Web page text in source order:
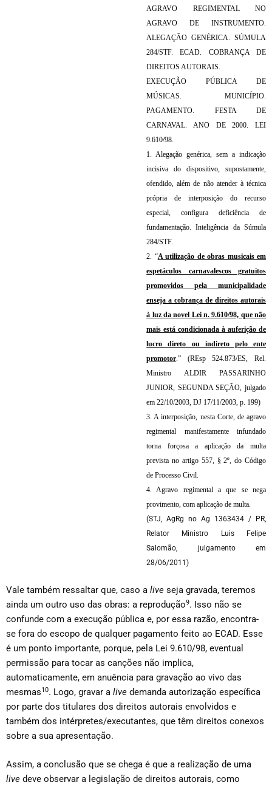
AGRAVO REGIMENTAL NO
AGRAVO DE INSTRUMENTO.
ALEGAÇÃO GENÉRICA. SÚMULA
284/STF. ECAD. COBRANÇA DE
DIREITOS AUTORAIS.
EXECUÇÃO PÚBLICA DE
MÚSICAS. MUNICÍPIO.
PAGAMENTO. FESTADE
CARNAVAL. ANO DE 2000. LEI
9.610/98.
1. Alegação genérica, sem a indicação
incisiva do dispositivo, supostamente,
ofendido, além de não atender à técnica
própria de interposição do recurso
especial, configura deficiência de
fundamentação. Inteligência da Súmula
284/STF.
2. “A utilização de obras musicais em
espetáculos carnavalescos gratuitos
promovidos pela municipalidade
enseja a cobrança de direitos autorais
à luz da novel Lei n. 9.610/98, que não
mais está condicionada à auferição de
lucro direto ou indireto pelo ente
promotor.” (REsp 524.873/ES, Rel.
Ministro ALDIR PASSARINHO
JUNIOR, SEGUNDA SEÇÃO, julgado
em 22/10/2003, DJ 17/11/2003, p. 199)
3. A interposição, nesta Corte, de agravo
regimental manifestamente infundado
torna forçosa a aplicação da multa
prevista no artigo 557, § 2º, do Código
de Processo Civil.
4. Agravo regimental a que se nega
provimento, com aplicação de multa.
(STJ, AgRg no Ag 1363434 / PR,
Relator Ministro Luis Felipe
Salomão, julgamento em
28/06/2011)
Vale também ressaltar que, caso a live seja gravada, teremos
ainda um outro uso das obras: a reprodução9. Isso não se
confunde com a execução pública e, por essa razão, encontra-
se fora do escopo de qualquer pagamento feito ao ECAD. Esse
é um ponto importante, porque, pela Lei 9.610/98, eventual
permissão para tocar as canções não implica,
automaticamente, em anuência para gravação ao vivo das
mesmas10. Logo, gravar a live demanda autorização específica
por parte dos titulares dos direitos autorais envolvidos e
também dos intérpretes/executantes, que têm direitos conexos
sobre a sua apresentação.
Assim, a conclusão que se chega é que a realização de uma
live deve observar a legislação de direitos autorais, como